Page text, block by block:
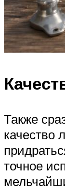
Также
качество
точное